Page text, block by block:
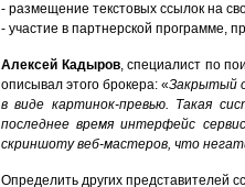
- размещение текстовых ссылок на
- участие в партнерской программе,
Алексей Кадыров, специалист по
описывал этого брокера: «Закрытый
в виде картинок-превью. Такая
последнее время интерфейс
скриншоту веб-мастеров, что
Определить других представителей